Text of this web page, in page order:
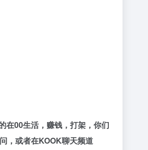
在00生活，赚钱，打架，你们
，或者在KOOK聊天频道